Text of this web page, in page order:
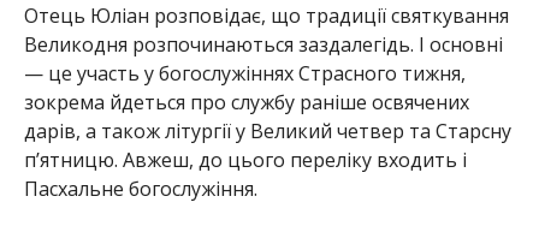
Отець Юліан розповідає, що традиції святкування
Великодня розпочинаються заздалегідь. І основні
— це участь у богослужіннях Страсного тижня,
зокрема йдеться про службу раніше освячених
дарів, а також літургії у Великий четвер та Старсну
пʼятницю. Авжеш, до цього переліку входить і
Пасхальне богослужіння.